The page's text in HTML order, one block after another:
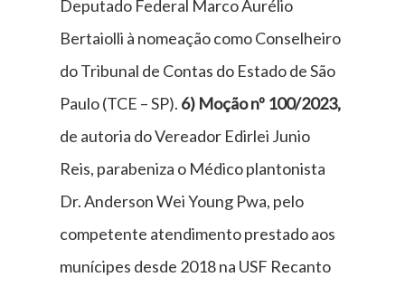
Deputado Federal Marco Aurélio
Bertaiolli à nomeação como Conselheiro
do Tribunal de Contas do Estado de São
Paulo (TCE – SP). 6) Moção nº 100/2023,
de autoria do Vereador Edirlei Junio
Reis, parabeniza o Médico plantonista
Dr. Anderson Wei Young Pwa, pelo
competente atendimento prestado aos
munícipes desde 2018 na USF Recanto